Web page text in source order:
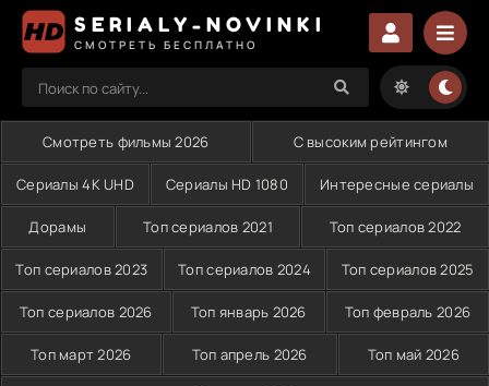
SERIALY-NOVINKI
СМОТРЕТЬ БЕСПЛАТНО
Смотреть фильмы 2026 С высоким рейтингом
Сериалы 4K UHD Сериалы HD 1080 Интересные сериалы
Дорамы Топ сериалов 2021 Топ сериалов 2022
Топ сериалов 2023 Топ сериалов 2024 Топ сериалов 2025
Топ сериалов 2026 Топ январь 2026 Топ февраль 2026
Топ март 2026 Топ апрель 2026 Топ май 2026